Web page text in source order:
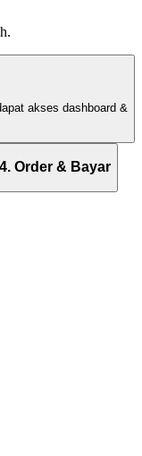
akses dashboard &
4. Order & Bayar